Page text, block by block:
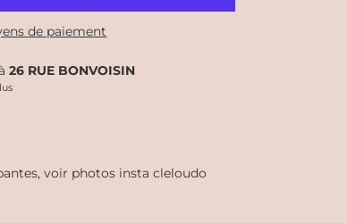
de paiement
26 RUE BONVOISIN
voir photos insta cleloudo